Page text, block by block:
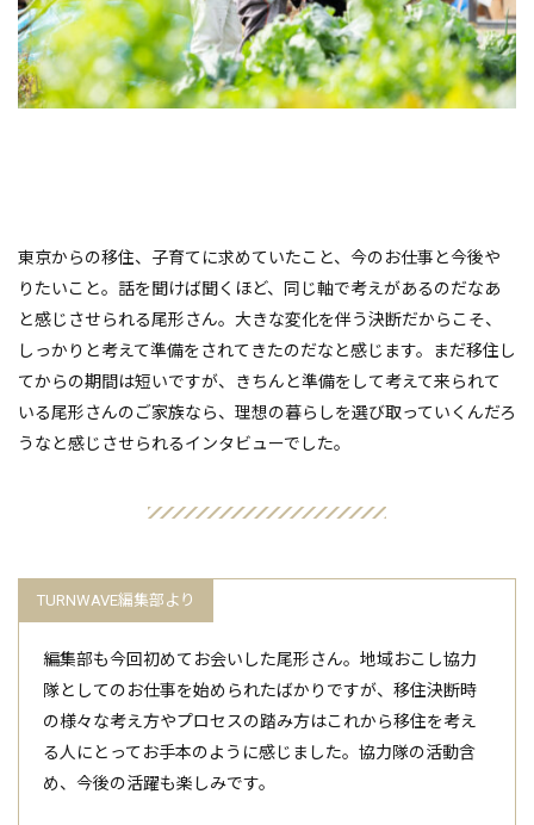
東京からの移住、子育てに求めていたこと、今のお仕事と今後や
りたいこと。話を聞けば聞くほど、同じ軸で考えがあるのだなあ
と感じさせられる尾形さん。大きな変化を伴う決断だからこそ、
しっかりと考えて準備をされてきたのだなと感じます。まだ移住し
てからの期間は短いですが、きちんと準備をして考えて来られて
いる尾形さんのご家族なら、理想の暮らしを選び取っていくんだろ
うなと感じさせられるインタビューでした。
編集部も今回初めてお会いした尾形さん。地域おこし協力
隊としてのお仕事を始められたばかりですが、移住決断時
の様々な考え方やプロセスの踏み方はこれから移住を考え
る人にとってお手本のように感じました。協力隊の活動含
め、今後の活躍も楽しみです。